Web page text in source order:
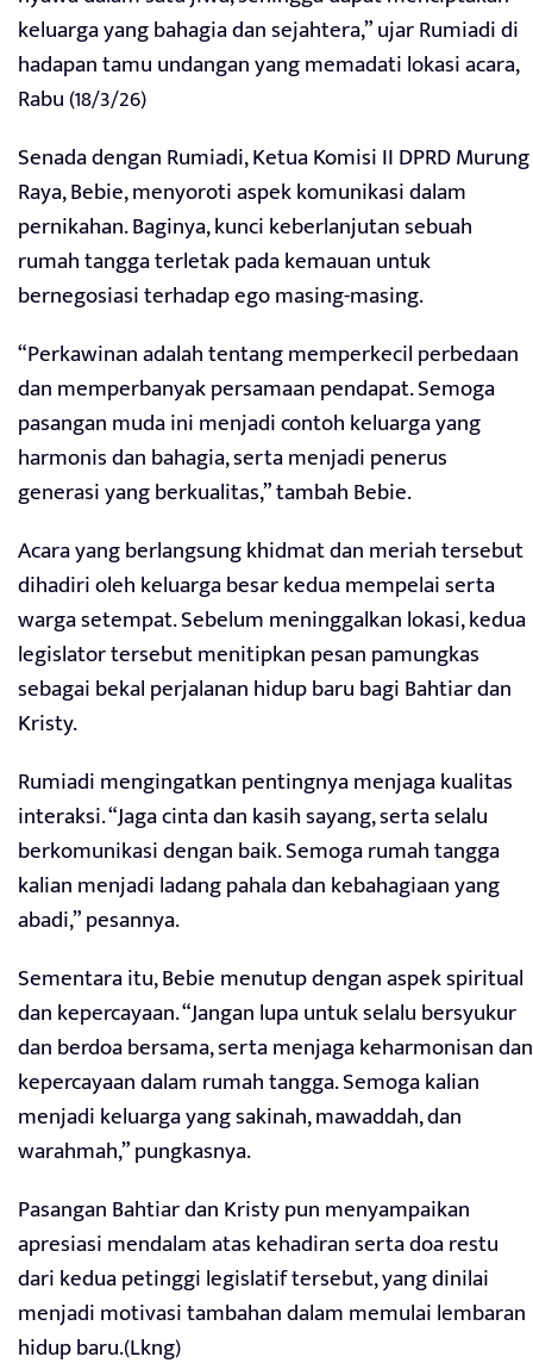
keluarga yang bahagia dan sejahtera,” ujar Rumiadi di
hadapan tamu undangan yang memadati lokasi acara,
Rabu (18/3/26)
Senada dengan Rumiadi, Ketua Komisi II DPRD Murung
Raya, Bebie, menyoroti aspek komunikasi dalam
pernikahan. Baginya, kunci keberlanjutan sebuah
rumah tangga terletak pada kemauan untuk
bernegosiasi terhadap ego masing-masing.
“Perkawinan adalah tentang memperkecil perbedaan
dan memperbanyak persamaan pendapat. Semoga
pasangan muda ini menjadi contoh keluarga yang
harmonis dan bahagia, serta menjadi penerus
generasi yang berkualitas,” tambah Bebie.
Acara yang berlangsung khidmat dan meriah tersebut
dihadiri oleh keluarga besar kedua mempelai serta
warga setempat. Sebelum meninggalkan lokasi, kedua
legislator tersebut menitipkan pesan pamungkas
sebagai bekal perjalanan hidup baru bagi Bahtiar dan
Kristy.
Rumiadi mengingatkan pentingnya menjaga kualitas
interaksi. “Jaga cinta dan kasih sayang, serta selalu
berkomunikasi dengan baik. Semoga rumah tangga
kalian menjadi ladang pahala dan kebahagiaan yang
abadi,” pesannya.
Sementara itu, Bebie menutup dengan aspek spiritual
dan kepercayaan. “Jangan lupa untuk selalu bersyukur
dan berdoa bersama, serta menjaga keharmonisan dan
kepercayaan dalam rumah tangga. Semoga kalian
menjadi keluarga yang sakinah, mawaddah, dan
warahmah,” pungkasnya.
Pasangan Bahtiar dan Kristy pun menyampaikan
apresiasi mendalam atas kehadiran serta doa restu
dari kedua petinggi legislatif tersebut, yang dinilai
menjadi motivasi tambahan dalam memulai lembaran
hidup baru.(Lkng)